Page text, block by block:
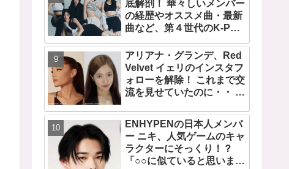
底解剖！ 華々しいメンバー
の経歴やオススメ曲・最新
曲など、第４世代のK-POP
する彼女たちのスゴさと
は？
アリアナ・グランデ、Red
Velvet イェリのインスタフ
ォローを解除！ これまで交
流を見せていたのに・・ 一
由を推測
ENHYPENの日本人メンバ
ー ニキ、人気ゲームのキャ
ラクターにそっくり！？
「○○に似ていると思いま